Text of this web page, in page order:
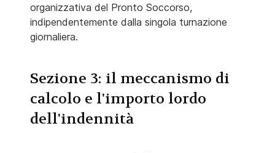
organizzativa del Pronto Soccorso,
indipendentemente dalla singola turnazione
giornaliera.
Sezione 3: il meccanismo di
calcolo e l'importo lordo
dell'indennità